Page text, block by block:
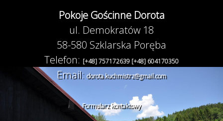
Pokoje Gościnne Dorota
ul. Demokratów 18
58-580 Szklarska Poręba
Telefon: [+48] 757172639 [+48] 604170350
Email: dorota.kuchmistrz@gmail.com
Formularz kontaktowy